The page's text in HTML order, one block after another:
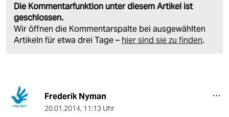
Die Kommentarfunktion unter diesem Artikel ist
geschlossen.
Wir öffnen die Kommentarspalte bei ausgewählten
Artikeln für etwa drei Tage – hier sind sie zu finden.
Frederik Nyman
20.01.2014, 11:13 Uhr